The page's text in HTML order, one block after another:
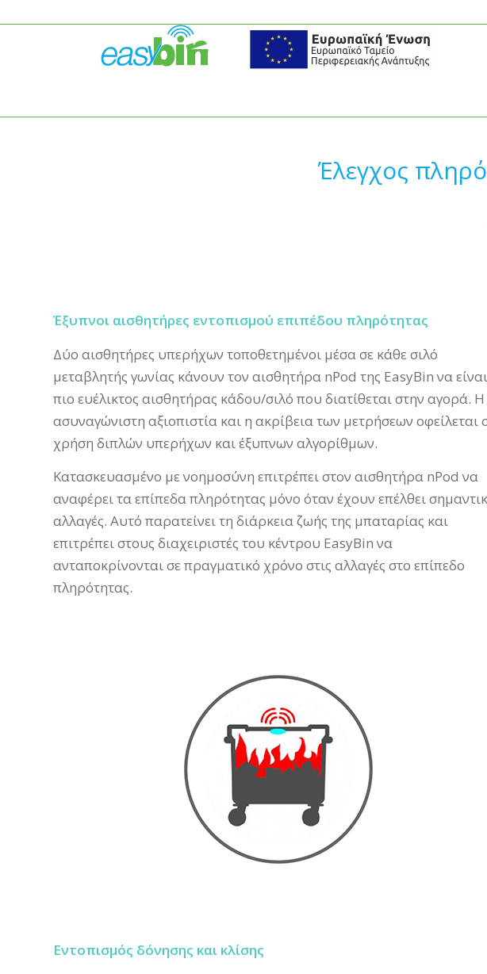
Έλεγχος
Έξυπνοι αισθητήρες εντοπισμού επιπέδου πληρότητας
Δύο αισθητήρες υπερήχων τοποθετημένοι μέσα σε κάθε σιλό
μεταβλητής γωνίας κάνουν τον αισθητήρα nPod της EasyBinνα
πιο ευέλικτος αισθητήρας κάδου/σιλό που διατίθεται στην αγορά. Η
ασυναγώνιστη αξιοπιστία και η ακρίβεια των μετρήσεων οφείλεται
χρήση διπλών υπερήχων και έξυπνων αλγορίθμων.
Κατασκευασμένο με νοημοσύνη επιτρέπει στον αισθητήρα nPod να
αναφέρει τα επίπεδα πληρότητας μόνο όταν έχουν επέλθει
αλλαγές. Αυτό παρατείνει τη διάρκεια ζωής της μπαταρίας και
επιτρέπει στους διαχειριστές του κέντρου EasyBinνα
ανταποκρίνονται σε πραγματικό χρόνο στις αλλαγές στο επίπεδο
πληρότητας.
Εντοπισμός δόνησης και κλίσης